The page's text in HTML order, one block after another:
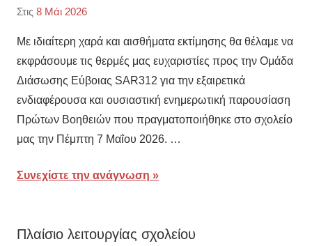
Στις 8 Μάι 2026
Δημοτικό
Σχολείο
Αλιβερίου
Ε,
Εκπαιδευτικές
δράσεις,
Προβεβλημένες ,
ΣΤ
Με ιδιαίτερη χαρά και αισθήματα εκτίμησης θα θέλαμε να
εκφράσουμε τις θερμές μας ευχαριστίες προς την Ομάδα
Διάσωσης Εύβοιας SAR312 για την εξαιρετικά
ενδιαφέρουσα και ουσιαστική ενημερωτική παρουσίαση
Πρώτων Βοηθειών που πραγματοποιήθηκε στο σχολείο
μας την Πέμπτη 7 Μαΐου 2026. …
Συνεχίστε την ανάγνωση
Πλαίσιο λειτουργίας σχολείου